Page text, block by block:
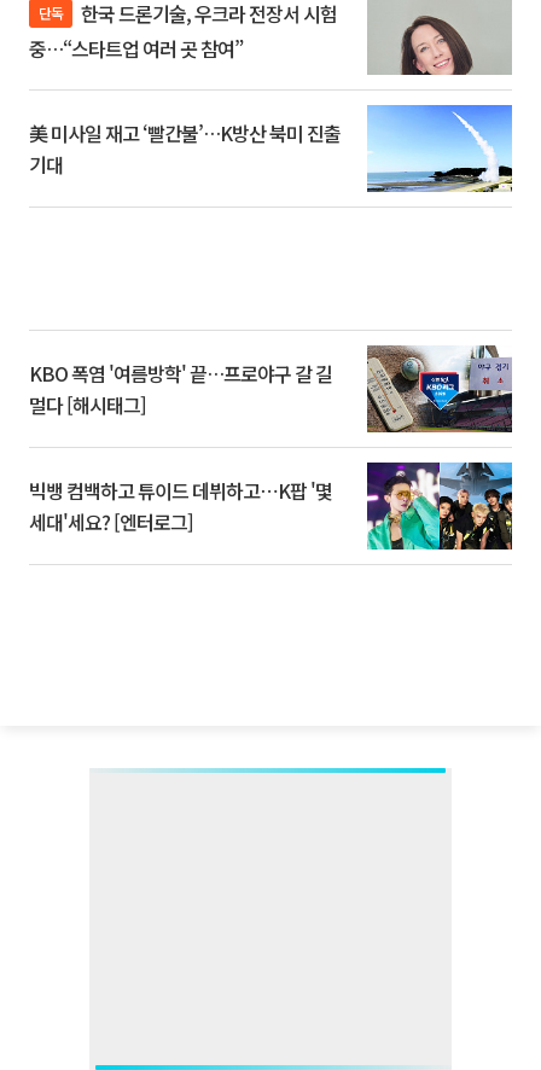
단독
중…“스타트업 여러 곳 참여”
美 미사일 재고 ‘빨간불’…K방산 북미 진출
기대
KBO 폭염 '여름방학' 끝…프로야구 갈 길
멀다 [해시태그]
빅뱅 컴백하고 튜이드 데뷔하고⋯K팝 '몇
세대'세요? [엔터로그]